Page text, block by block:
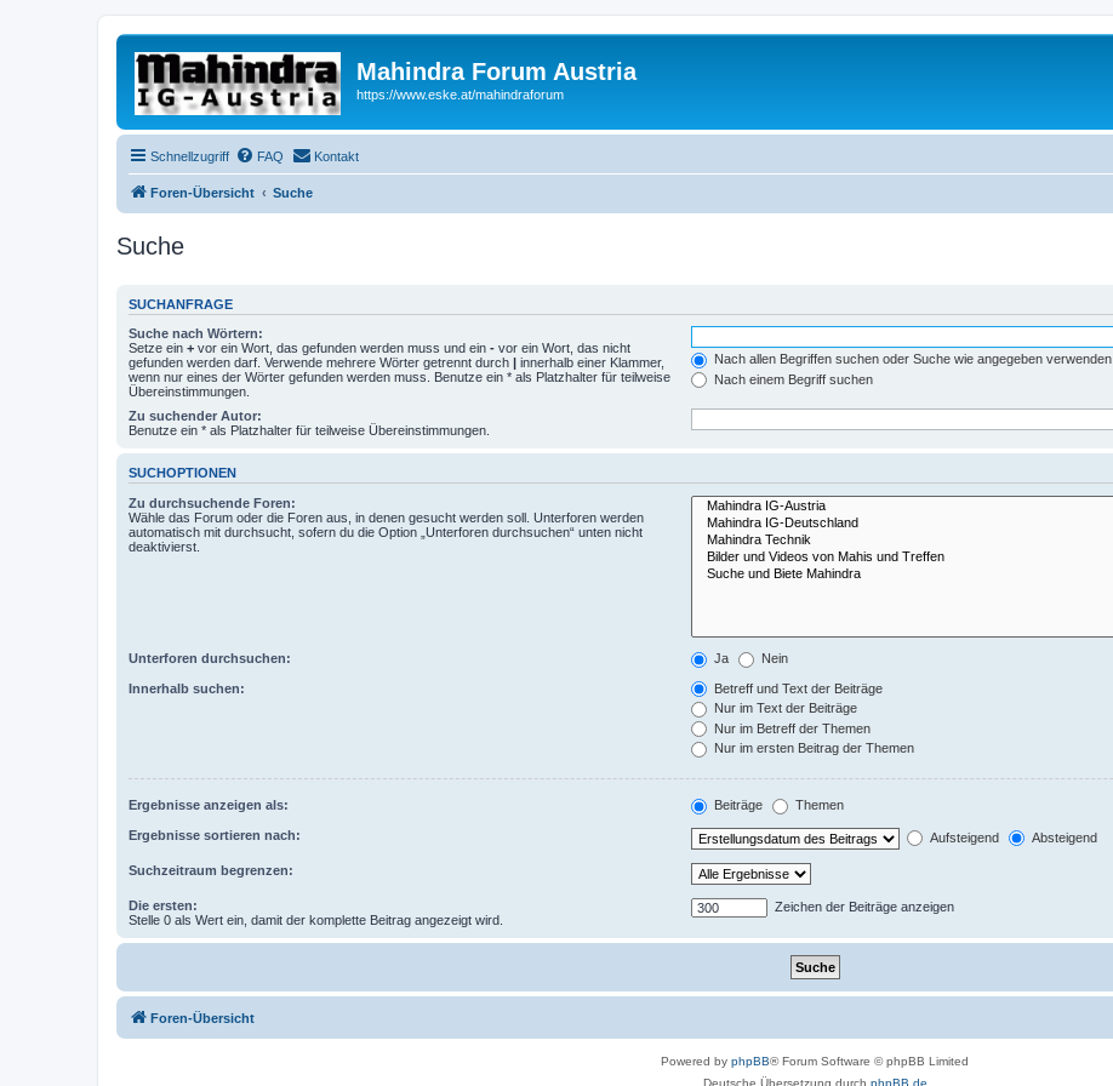
Mahindra Forum Austria
https://www.eske.at/mahindraforum
Schnellzugriff FAQ Kontakt
Foren-Übersicht Suche
Suche
SUCHANFRAGE
Suche nach Wörtern:
Setze ein + vor ein Wort, das gefunden werden muss und ein - vor ein Wort, das nicht
gefunden werden darf. Verwende mehrere Wörter getrennt durch | innerhalb einer Klammer,
wenn nur eines der Wörter gefunden werden muss. Benutze ein * als Platzhalter für teilweise
Übereinstimmungen.
Nach allen Begriffen suchen oder Suche wie angegeben verwenden
Nach einem Begriff suchen
Zu suchender Autor:
Benutze ein * als Platzhalter für teilweise Übereinstimmungen.
SUCHOPTIONEN
Zu durchsuchende Foren:
Wähle das Forum oder die Foren aus, in denen gesucht werden soll. Unterforen werden
automatisch mit durchsucht, sofern du die Option „Unterforen durchsuchen“ unten nicht
deaktivierst.
Unterforen durchsuchen: Ja Nein
Innerhalb suchen:
Betreff und Text der Beiträge
Nur im Text der Beiträge
Nur im Betreff der Themen
Nur im ersten Beitrag der Themen
Ergebnisse anzeigen als: Beiträge Themen
Ergebnisse sortieren nach: Aufsteigend Absteigend
Suchzeitraum begrenzen:
Die ersten:
Stelle 0 als Wert ein, damit der komplette Beitrag angezeigt wird.
Zeichen der Beiträge anzeigen
Foren-Übersicht
Powered by phpBB® Forum Software © phpBB Limited
Deutsche Übersetzung durch phpBB.de